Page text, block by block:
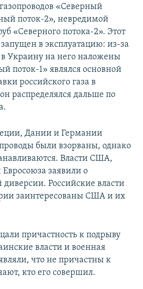
«Северный
поток-2», невредимой
«Северного потока-2». Этот
в эксплуатацию: из-за
Украину на него наложены
поток-1» являлся основной
российского газа в
распределялся дальше по
Дании и Германии
были взорваны, однако
Власти США,
заявили о
Российские власти
заинтересованы США и их
причастность к подрыву
власти и военная
что не причастны к
кто его совершил.